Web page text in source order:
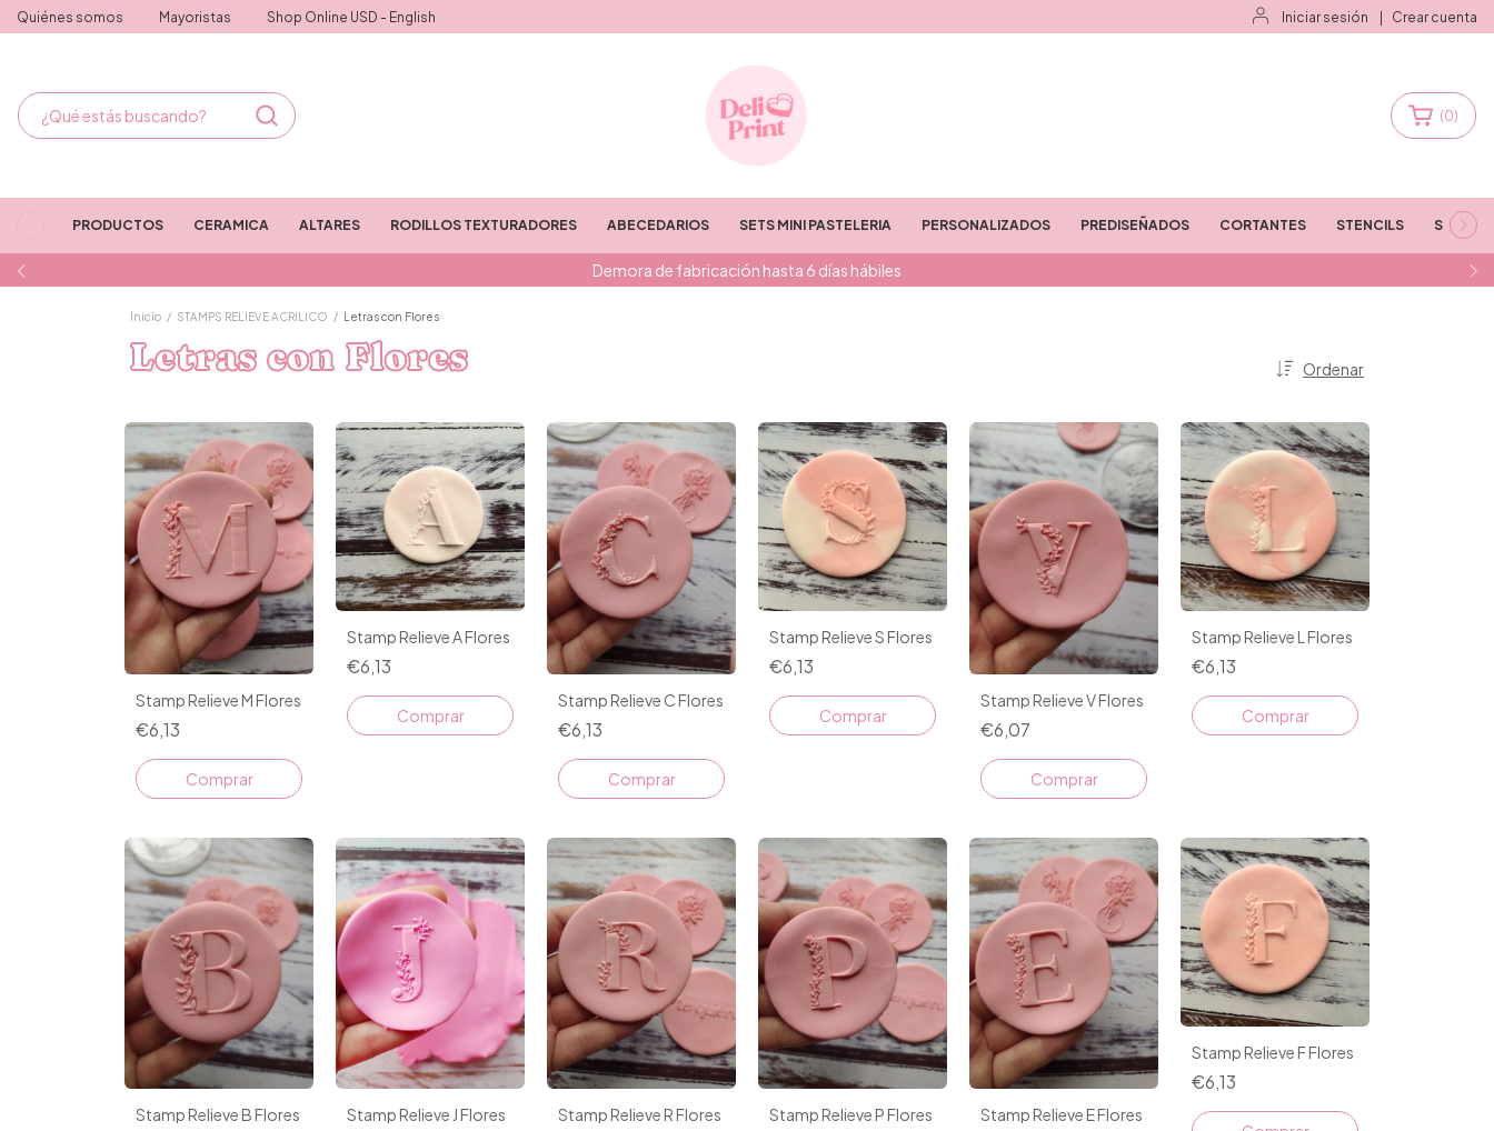
Quiénes somos Mayoristas Shop Online USD - English Iniciar sesión Crear cuenta
Demora de fabricación hasta 6 días hábiles
(0)
PRODUCTOS CERAMICA ALTARES RODILLOS TEXTURADORES ABECEDARIOS SETS MINI PASTELERIA PERSONALIZADOS PREDISEÑADOS CORTANTES STENCILS STAMPS
Inicio / STAMPS RELIEVE ACRILICO / Letras con Flores
Letras con Flores Ordenar
Stamp Relieve M Flores
€6,13
Stamp Relieve A Flores
€6,13
Stamp Relieve C Flores
€6,13
Stamp Relieve S Flores
€6,13
Stamp Relieve V Flores
€6,07
Stamp Relieve L Flores
€6,13
Stamp Relieve B Flores Stamp Relieve J Flores Stamp Relieve R Flores Stamp Relieve P Flores Stamp Relieve E Flores
Stamp Relieve F Flores
€6,13